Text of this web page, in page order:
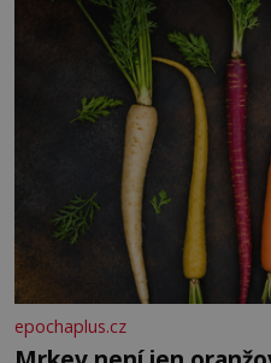
epochaplus.cz